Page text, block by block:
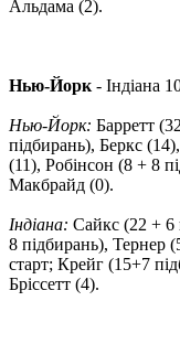
Альдама (2).
Нью-Йорк - Індіана
Нью-Йорк: Барретт
підбирань), Беркс
(11), Робінсон (8 + 8
Макбрайд (0).
Індіана: Сайкс (22 + 6
8 підбирань), Тернер
старт; Крейг (15+7
Бріссетт (4).